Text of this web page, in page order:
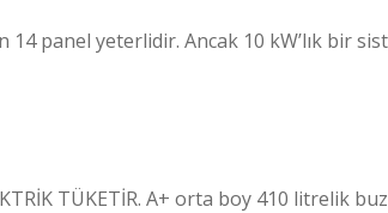
panel yeterlidir. Ancak 10 kW’lık bir
TÜKETİR. A+ orta boy 410 litrelik